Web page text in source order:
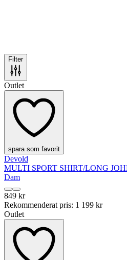
Filter
Outlet
spara som favorit
Devold
MULTI SPORT SHIRT/LONG
Dam
849 kr
Rekommenderat pris: 1 199 kr
Outlet